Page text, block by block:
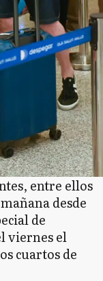
entre ellos
desde
de
viernes el
cuartos de